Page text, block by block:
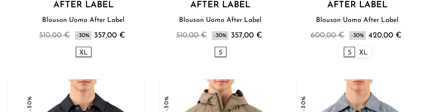
AFTER LABEL
Blouson Uomo After Label
510,00 € -30% 357,00 €
XL
AFTER LABEL
Blouson Uomo After Label
510,00 € -30% 357,00 €
S
AFTER LABEL
Blouson Uomo After Label
600,00 € -30% 420,00 €
S XL
-30% -30% -30%